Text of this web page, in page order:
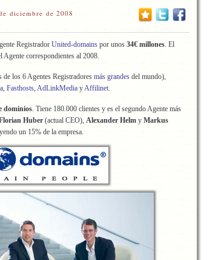
diciembre de 2008
Registrador United-domains por unos 34€ millones. El
Agente correspondientes al 2008.
de los 6 Agentes Registradores más grandes del mundo),
, Fasthosts,AdLinkMedia yAffilinet.
dominios. Tiene 180.000 clientes y es el segundo Agente más
Huber (actual CEO), Alexander Helm y Markus
un 15% de la empresa.